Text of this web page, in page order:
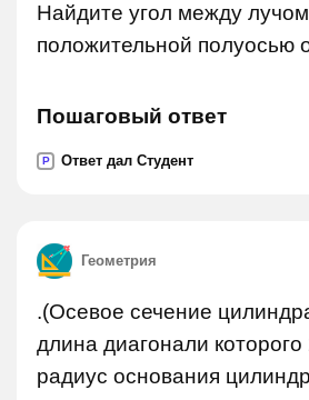
Найдите угол между
положительной полуосью
Пошаговый ответ
P Ответ дал Студент
Геометрия
.(Осевое сечение
длина диагонали
радиус основания